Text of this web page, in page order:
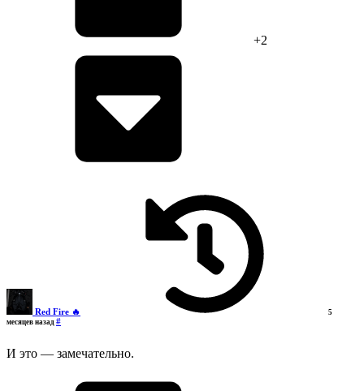
+2
Red Fire 🔥
5
месяцев назад #
И это — замечательно.